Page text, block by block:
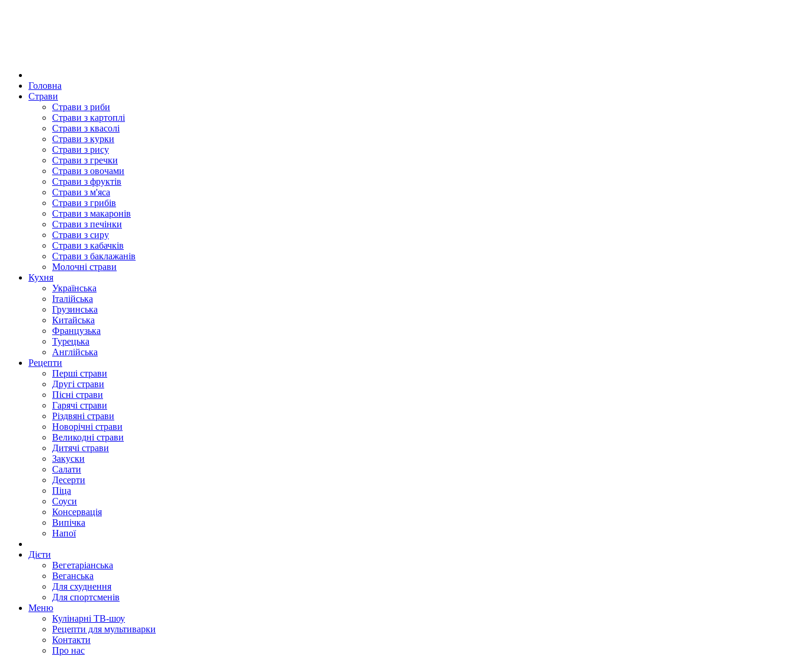
Головна
Страви
Страви з риби
Страви з картоплі
Страви з квасолі
Страви з курки
Страви з рису
Страви з гречки
Страви з овочами
Страви з фруктів
Страви з м'яса
Страви з грибів
Страви з макаронів
Страви з печінки
Страви з сиру
Страви з кабачків
Страви з баклажанів
Молочні страви
Кухня
Українська
Італійська
Грузинська
Китайська
Французька
Турецька
Англійська
Рецепти
Перші страви
Другі страви
Пісні страви
Гарячі страви
Різдвяні страви
Новорічні страви
Великодні страви
Дитячі страви
Закуски
Салати
Десерти
Піца
Соуси
Консервація
Випічка
Напої
Дієти
Вегетаріанська
Веганська
Для схуднення
Для спортсменів
Меню
Кулінарні ТВ-шоу
Рецепти для мультиварки
Контакти
Про нас